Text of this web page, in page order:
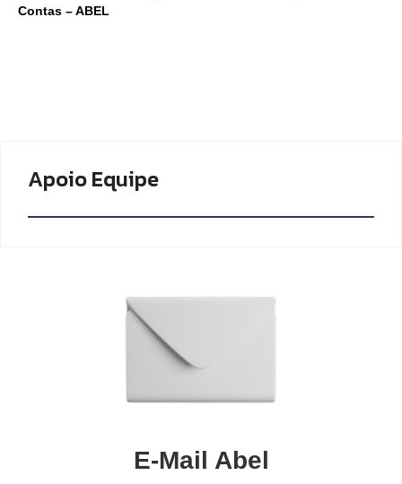
Contas – ABEL
Apoio Equipe
E-Mail Abel